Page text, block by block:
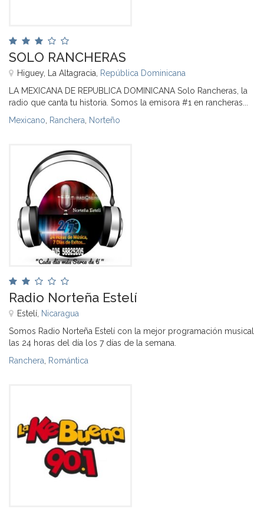
SOLO RANCHERAS
Higuey, La Altagracia, República Dominicana
LA MEXICANA DE REPUBLICA DOMINICANA Solo Rancheras, la
radio que canta tu historia. Somos la emisora #1 en rancheras...
Mexicano Ranchera Norteño
Radio Norteña Estelí
Estelí, Nicaragua
Somos Radio Norteña Estelí con la mejor programación musical
las 24 horas del día los 7 días de la semana.
Ranchera Romántica